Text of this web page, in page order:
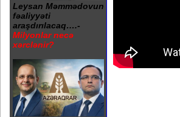
Leysan Məmmədovun
fəaliyyəti
araşdırılacaq….-
Milyonlar necə
xərclənir?